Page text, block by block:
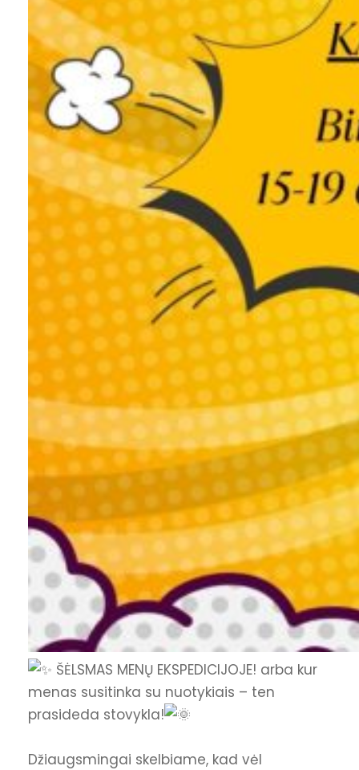
ŠĖLSMAS MENŲ EKSPEDICIJOJE! arba kur
menas susitinka su nuotykiais – ten
prasideda stovykla!
Džiaugsmingai skelbiame, kad vėl